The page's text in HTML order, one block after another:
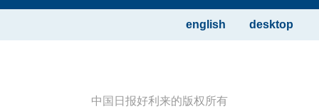
desktop
english
中国日报好利来的版权所有